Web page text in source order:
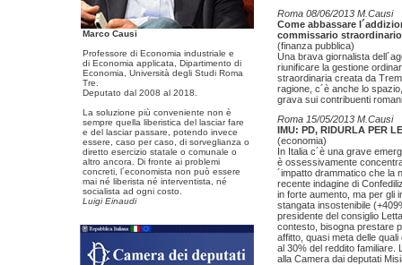
Marco Causi
Professore di Economia industriale e
di Economia applicata, Dipartimento di
Economia, Università degli Studi Roma
Tre.
Deputato dal 2008 al 2018.
La soluzione più conveniente non è
sempre quella liberistica del lasciar fare
e del lasciar passare, potendo invece
essere, caso per caso, di sorveglianza o
diretto esercizio statale o comunale o
altro ancora. Di fronte ai problemi
concreti, l´economista non può essere
mai né liberista né interventista, né
socialista ad ogni costo.
Luigi Einaudi
Roma 08/06/2013 M.Causi
Come abbassare
commissario straordinario
(finanza pubblica)
Una brava giornalista
riunificare la gestione
straordinaria creata da
ragione, c´è anche lo
grava sui contribuenti
Roma 15/05/2013 M.Causi
IMU: PD, RIDURLA PER
(economia)
In Italia c´è una grave
è ossessivamente
´impatto drammatico che la
recente indagine di
in forte aumento, ma per gli
stangata insostenibile
presidente del consiglio
contesto, bisogna prestare
affitto, quasi meta delle
al 30% del reddito familiare.
alla Camera dai deputati